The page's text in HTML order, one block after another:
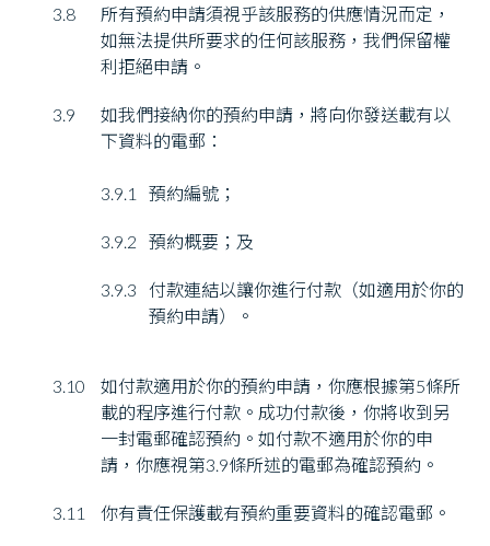
3.8
所有預約申請須視乎該服務的供應情況而定，
如無法提供所要求的任何該服務，我們保留權
利拒絕申請。
3.9
如我們接納你的預約申請，將向你發送載有以
下資料的電郵：
3.9.1 預約編號；
3.9.2 預約概要；及
3.9.3
付款連結以讓你進行付款（如適用於你的
預約申請）。
3.10
如付款適用於你的預約申請，你應根據第5條所
載的程序進行付款。成功付款後，你將收到另
一封電郵確認預約。如付款不適用於你的申
請，你應視第3.9條所述的電郵為確認預約。
3.11 你有責任保護載有預約重要資料的確認電郵。